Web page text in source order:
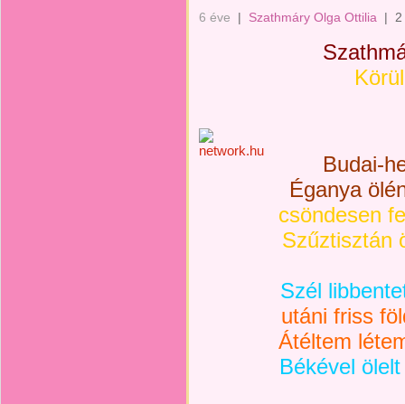
6 éve | Szathmáry Olga Ottilia |
Budai-
Éganya
csöndesen
Szűztisztán
Szél
utáni friss
Átéltem
Békével